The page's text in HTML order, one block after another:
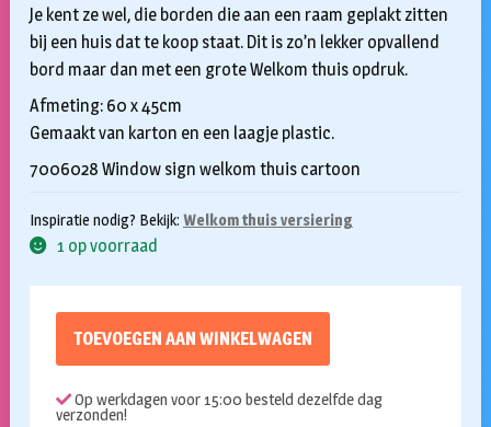
Je kent ze wel, die borden die aan een raam geplakt zitten
bij een huis dat te koop staat. Dit is zo’n lekker opvallend
bord maar dan met een grote Welkom thuis opdruk.
Afmeting: 60 x 45cm
Gemaakt van karton en een laagje plastic.
7006028 Window sign welkom thuis cartoon
Inspiratie nodig? Bekijk: Welkom thuis versiering
1 op voorraad
TOEVOEGEN AAN WINKELWAGEN
Op werkdagen voor 15:00 besteld dezelfde dag
verzonden!